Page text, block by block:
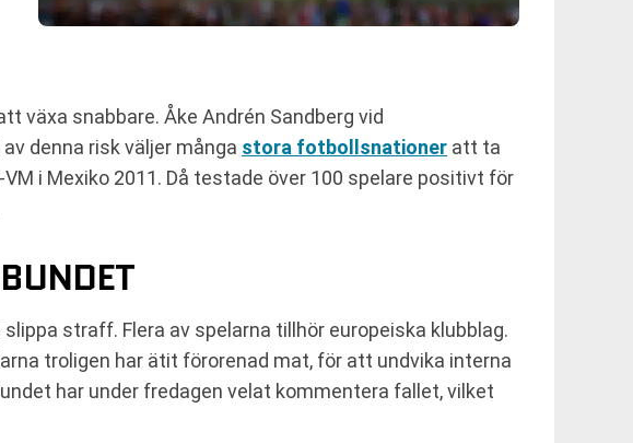
växa snabbare. Åke Andrén Sandberg vid
denna risk väljer många stora fotbollsnationer att ta
i Mexiko 2011. Då testade över 100 spelare positivt för
straff. Flera av spelarna tillhör europeiska klubblag.
troligen har ätit förorenad mat, för att undvika interna
har under fredagen velat kommentera fallet, vilket